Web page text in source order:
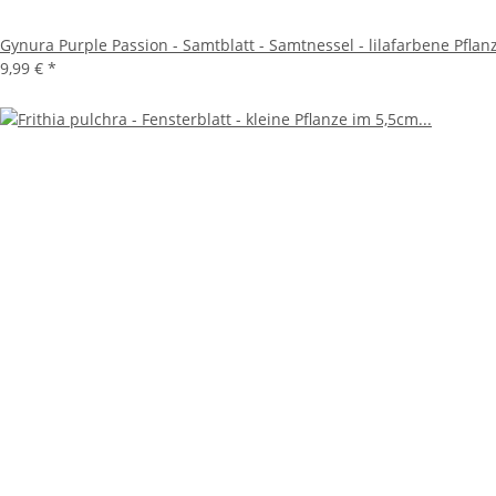
Gynura Purple Passion - Samtblatt - Samtnessel - lilafarbene
9,99 € *